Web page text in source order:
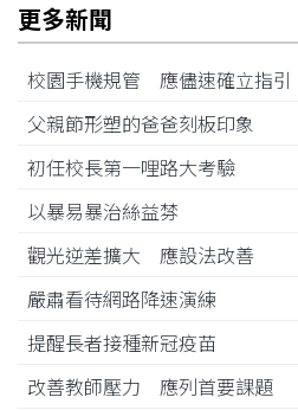
更多新聞
校園手機規管 應儘速確立指引
父親節形塑的爸爸刻板印象
初任校長第一哩路大考驗
以暴易暴治絲益棼
觀光逆差擴大 應設法改善
嚴肅看待網路降速演練
提醒長者接種新冠疫苗
改善教師壓力 應列首要課題